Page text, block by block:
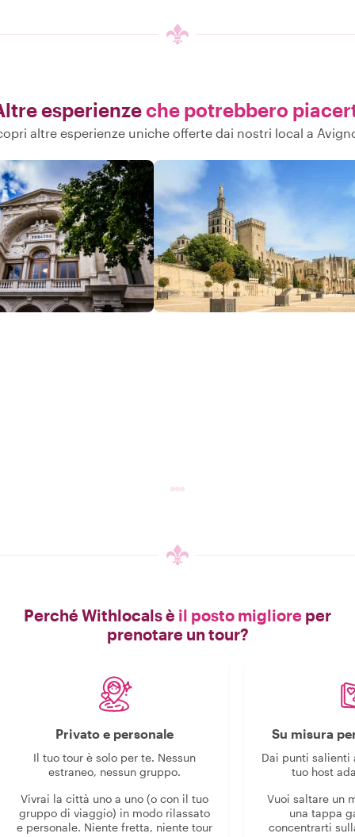
esperienzeche potrebbero
altre esperienze uniche offerte dai nostri local a
Perché Withlocals è il posto migliore per
prenotare un tour?
Privato e personale
Il tuo tour è solo per te. Nessun
estraneo, nessun gruppo.
Vivrai la città uno a uno (o con il tuo
gruppo di viaggio) in modo rilassato
e personale. Niente fretta, niente tour
Su misura
Dai punti salienti
tuo host
Vuoi saltare un
una tappa
concentrarti